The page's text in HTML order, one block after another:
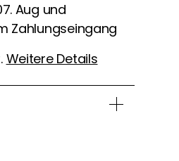
Aug und
Zahlungseingang
Weitere Details